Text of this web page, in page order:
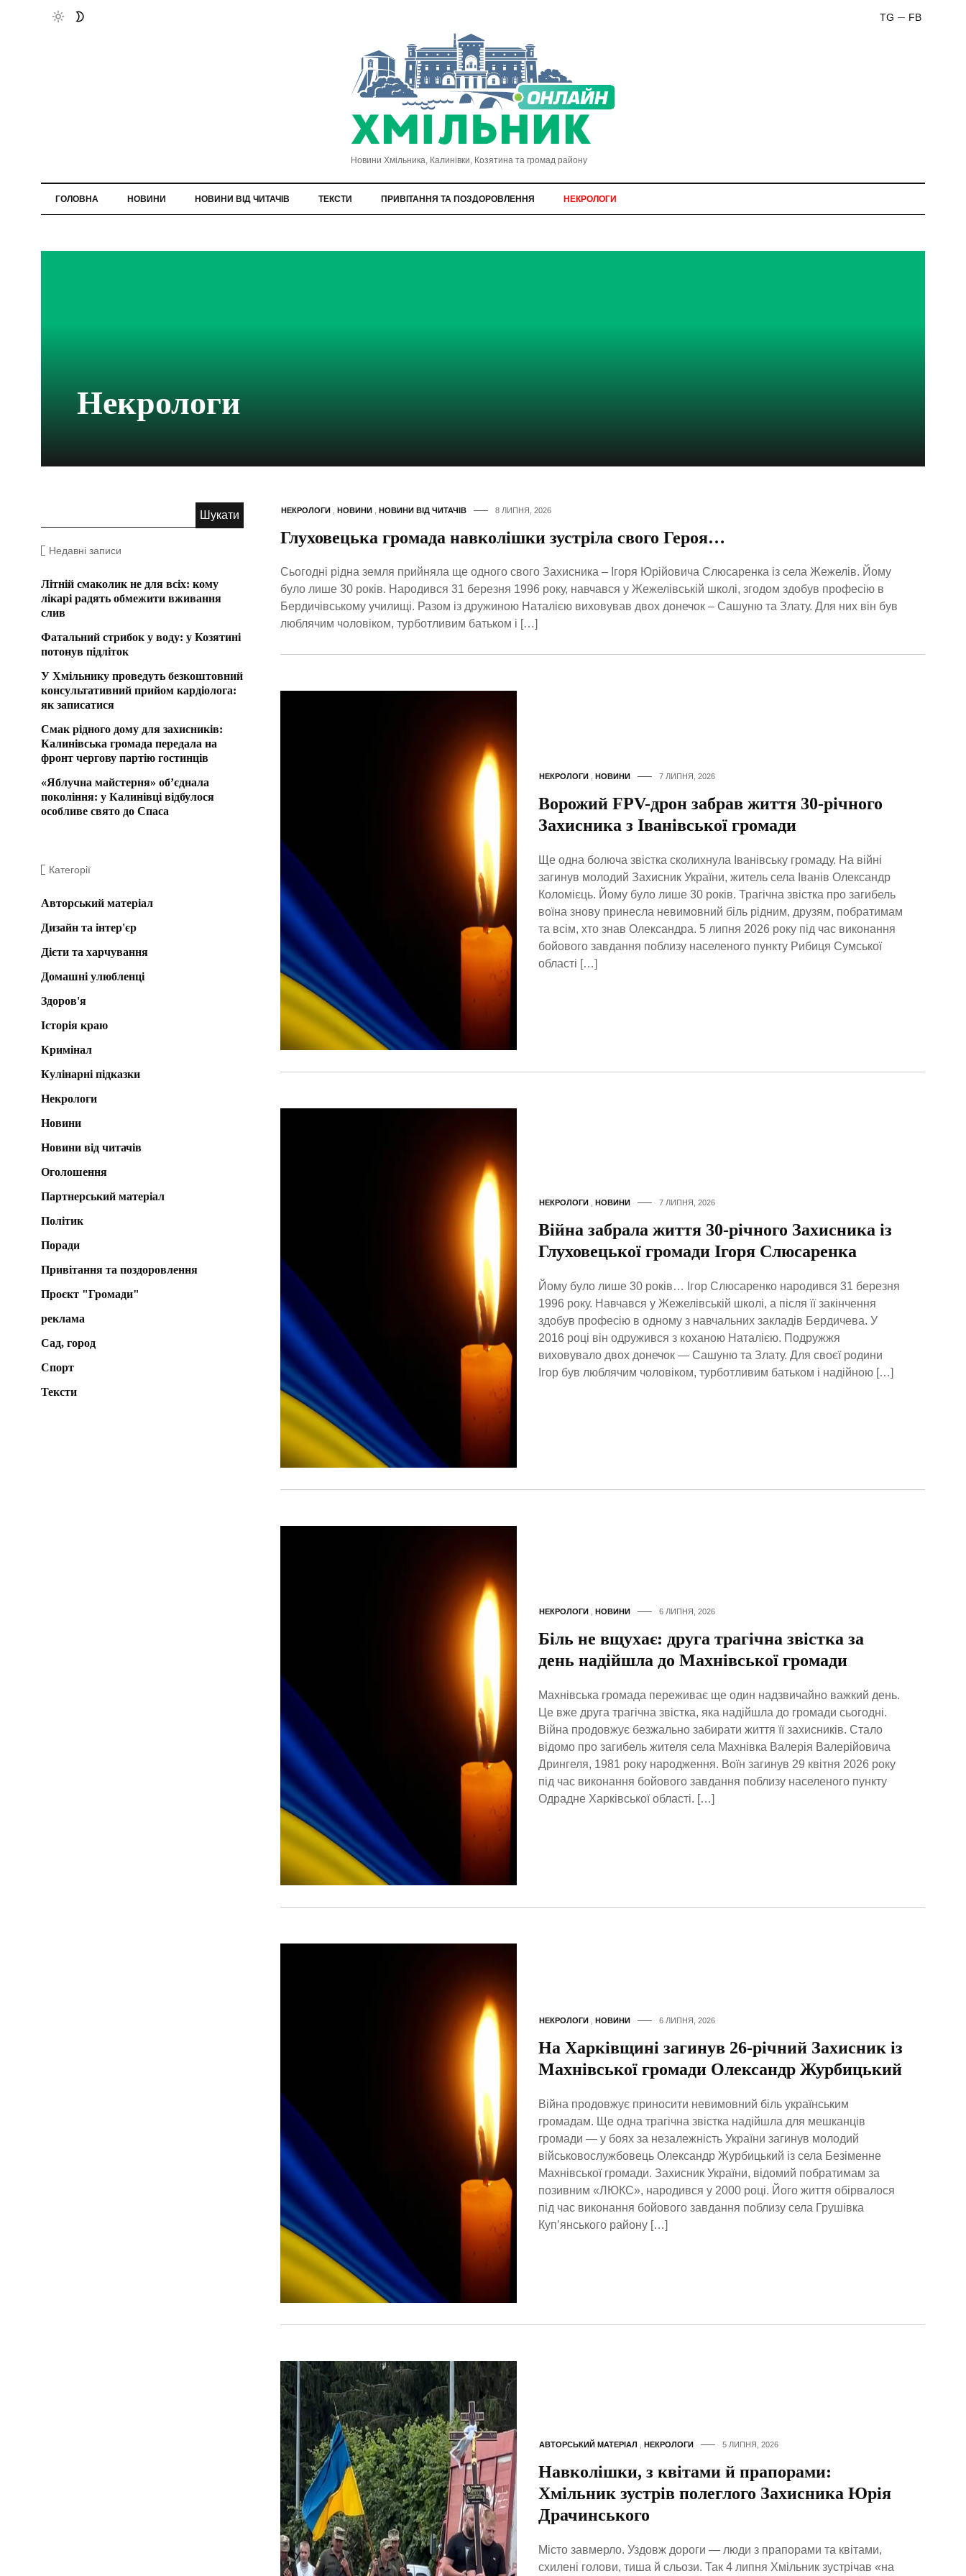
FB
TG
Новини Хмільника, Калинівки, Козятина та громад району
ГОЛОВНА НОВИНИ НОВИНИ ВІД ЧИТАЧІВ ТЕКСТИ ПРИВІТАННЯ ТА ПОЗДОРОВЛЕННЯ НЕКРОЛОГИ
Некрологи
НЕКРОЛОГИ, НОВИНИ, НОВИНИ ВІД ЧИТАЧІВ 8 ЛИПНЯ, 2026
Глуховецька громада навколішки зустріла свого Героя…
Сьогодні рідна земля прийняла ще одного свого Захисника – Ігоря Юрійовича Слюсаренка із села Жежелів. Йому
було лише 30 років. Народився 31 березня 1996 року, навчався у Жежелівській школі, згодом здобув професію в
Бердичівському училищі. Разом із дружиною Наталією виховував двох донечок – Сашуню та Злату. Для них він був
люблячим чоловіком, турботливим батьком і […]
НЕКРОЛОГИ , НОВИНИ 7 ЛИПНЯ, 2026
Ворожий FPV-дрон забрав життя 30-річного
Захисника з Іванівської громади
Ще одна болюча звістка сколихнула Іванівську громаду. На війні
загинув молодий Захисник України, житель села Іванів Олександр
Коломієць. Йому було лише 30 років. Трагічна звістка про загибель
воїна знову принесла невимовний біль рідним, друзям, побратимам
та всім, хто знав Олександра. 5 липня 2026 року під час виконання
бойового завдання поблизу населеного пункту Рибиця Сумської
області […]
НЕКРОЛОГИ , НОВИНИ 7 ЛИПНЯ, 2026
Війна забрала життя 30-річного Захисника із
Глуховецької громади Ігоря Слюсаренка
Йому було лише 30 років… Ігор Слюсаренко народився 31 березня
1996 року. Навчався у Жежелівській школі, а після її закінчення
здобув професію в одному з навчальних закладів Бердичева. У
2016 році він одружився з коханою Наталією. Подружжя
виховувало двох донечок — Сашуню та Злату. Для своєї родини
Ігор був люблячим чоловіком, турботливим батьком і надійною […]
НЕКРОЛОГИ , НОВИНИ 6 ЛИПНЯ, 2026
Біль не вщухає: друга трагічна звістка за
день надійшла до Махнівської громади
Махнівська громада переживає ще один надзвичайно важкий день.
Це вже друга трагічна звістка, яка надійшла до громади сьогодні.
Війна продовжує безжально забирати життя її захисників. Стало
відомо про загибель жителя села Махнівка Валерія Валерійовича
Дрингеля, 1981 року народження. Воїн загинув 29 квітня 2026 року
під час виконання бойового завдання поблизу населеного пункту
Одрадне Харківської області. […]
НЕКРОЛОГИ , НОВИНИ 6 ЛИПНЯ, 2026
На Харківщині загинув 26-річний Захисник із
Махнівської громади Олександр Журбицький
Війна продовжує приносити невимовний біль українським
громадам. Ще одна трагічна звістка надійшла для мешканців
громади — у боях за незалежність України загинув молодий
військовослужбовець Олександр Журбицький із села Безіменне
Махнівської громади. Захисник України, відомий побратимам за
позивним «ЛЮКС», народився у 2000 році. Його життя обірвалося
під час виконання бойового завдання поблизу села Грушівка
Куп’янського району […]
АВТОРСЬКИЙ МАТЕРІАЛ , НЕКРОЛОГИ 5 ЛИПНЯ, 2026
Навколішки, з квітами й прапорами:
Хмільник зустрів полеглого Захисника Юрія
Драчинського
Місто завмерло. Уздовж дороги — люди з прапорами та квітами,
схилені голови, тиша й сльози. Так 4 липня Хмільник зустрічав «на
Недавні записи
Літній смаколик не для всіх: кому
лікарі радять обмежити вживання
слив
Фатальний стрибок у воду: у Козятині
потонув підліток
У Хмільнику проведуть безкоштовний
консультативний прийом кардіолога:
як записатися
Смак рідного дому для захисників:
Калинівська громада передала на
фронт чергову партію гостинців
«Яблучна майстерня» об’єднала
покоління: у Калинівці відбулося
особливе свято до Спаса
Категорії
Авторський матеріал
Дизайн та інтер'єр
Дієти та харчування
Домашні улюбленці
Здоров'я
Історія краю
Кримінал
Кулінарні підказки
Некрологи
Новини
Новини від читачів
Оголошення
Партнерський матеріал
Політик
Поради
Привітання та поздоровлення
Проєкт "Громади"
реклама
Сад, город
Спорт
Тексти